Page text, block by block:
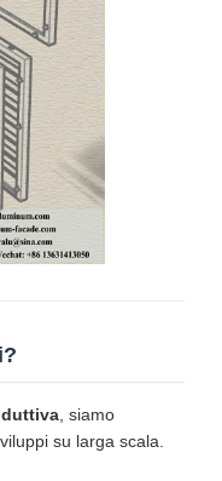
, siamo
su larga scala.